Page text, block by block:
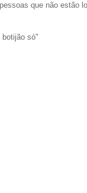
que não estão
botijão só"